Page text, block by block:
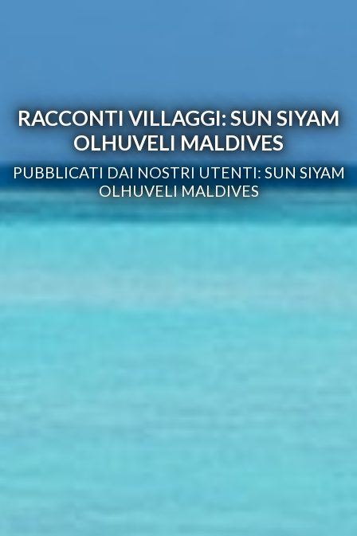
RACCONTI VILLAGGI: SUN SIYAM
OLHUVELI MALDIVES
PUBBLICATI DAI NOSTRI UTENTI: SUN SIYAM
OLHUVELI MALDIVES